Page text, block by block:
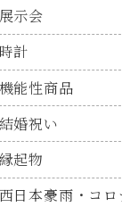
示会
計
能性商品
婚祝い
起物
日本豪雨・コロ